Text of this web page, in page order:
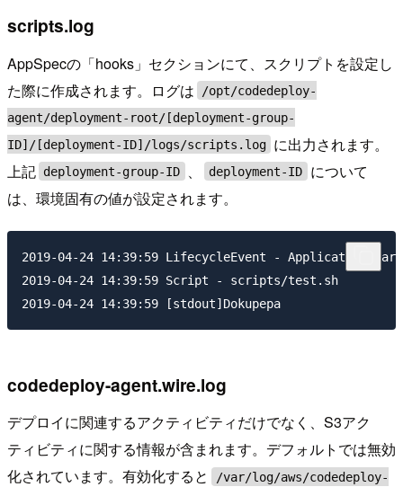
scripts.log
AppSpecの「hooks」セクションにて、スクリプトを設定し
た際に作成されます。ログは
/opt/codedeploy-
agent/deployment-root/[deployment-group-
ID]/[deployment-ID]/logs/scripts.log に出力されます。
上記 deployment-group-ID 、 deployment-ID
について
は、環境固有の値が設定されます。
2019-04-24 14:39:59 LifecycleEvent - ApplicationStart
2019-04-24 14:39:59 Script - scripts/test.sh
codedeploy-agent.wire.log
デプロイに関連するアクティビティだけでなく、S3アク
ティビティに関する情報が含まれます。デフォルトでは無効
化されています。有効化すると
/var/log/aws/codedeploy-